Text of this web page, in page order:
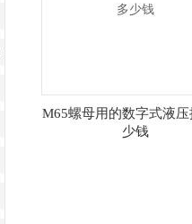
M65螺母用的数字式液压
少钱